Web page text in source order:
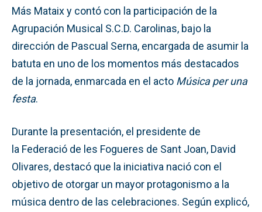
Más Mataix y contó con la participación de la
Agrupación Musical S.C.D. Carolinas, bajo la
dirección de Pascual Serna, encargada de asumir la
batuta en uno de los momentos más destacados
de la jornada, enmarcada en el acto Música per una
festa.
Durante la presentación, el presidente de
la Federació de les Fogueres de Sant Joan, David
Olivares, destacó que la iniciativa nació con el
objetivo de otorgar un mayor protagonismo a la
música dentro de las celebraciones. Según explicó,